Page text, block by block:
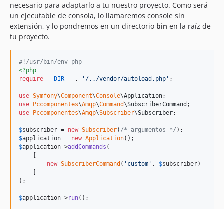
necesario para adaptarlo a tu nuestro proyecto. Como será
un ejecutable de consola, lo llamaremos console sin
extensión, y lo pondremos en un directorio bin en la raíz de
tu proyecto.
#!/usr/bin/env php
<?php
require
__DIR__ . ' /../vendor/autoload.php ' ;
use Symfony\Component\Console\Application
use
Pccomponentes\Amqp\Command\SubscriberCommand
use
Pccomponentes\Amqp\Subscriber\Subscriber;
$subscriber = new Subscriber( /* argumentos */
$application = new Application
$application->addCommands (
new SubscriberCommand ( ' custom ' , $subscriber)
);
$application->run();